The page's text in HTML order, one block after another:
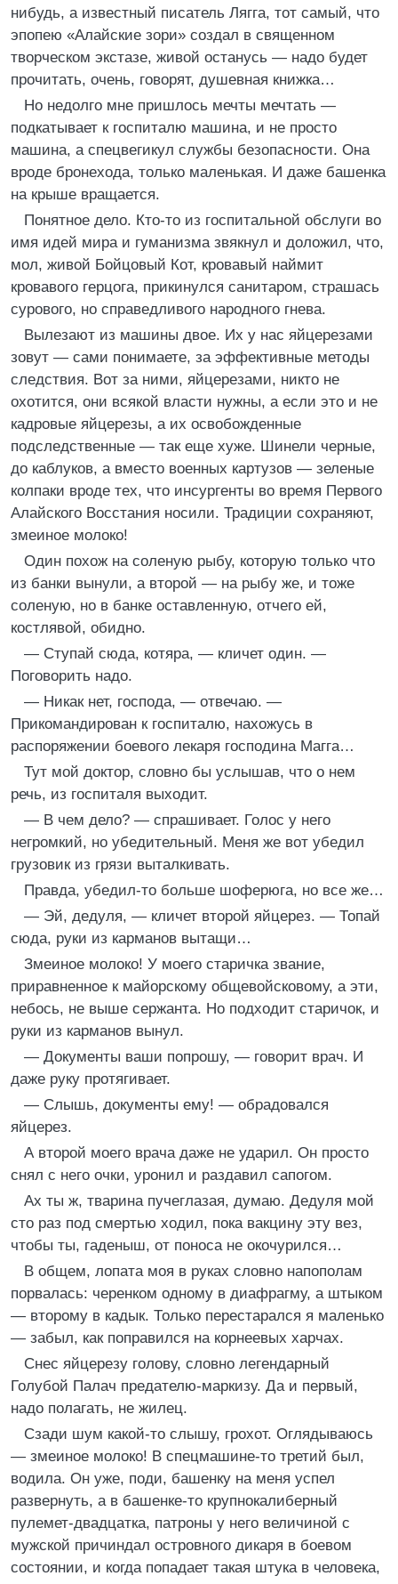
нибудь, а известный писатель Лягга, тот самый, что
эпопею «Алайские зори» создал в священном
творческом экстазе, живой останусь — надо будет
прочитать, очень, говорят, душевная книжка…
Но недолго мне пришлось мечты мечтать —
подкатывает к госпиталю машина, и не просто
машина, а спецвегикул службы безопасности. Она
вроде бронехода, только маленькая. И даже башенка
на крыше вращается.
Понятное дело. Кто-то из госпитальной обслуги во
имя идей мира и гуманизма звякнул и доложил, что,
мол, живой Бойцовый Кот, кровавый наймит
кровавого герцога, прикинулся санитаром, страшась
сурового, но справедливого народного гнева.
Вылезают из машины двое. Их у нас яйцерезами
зовут — сами понимаете, за эффективные методы
следствия. Вот за ними, яйцерезами, никто не
охотится, они всякой власти нужны, а если это и не
кадровые яйцерезы, а их освобожденные
подследственные — так еще хуже. Шинели черные,
до каблуков, а вместо военных картузов — зеленые
колпаки вроде тех, что инсургенты во время Первого
Алайского Восстания носили. Традиции сохраняют,
змеиное молоко!
Один похож на соленую рыбу, которую только что
из банки вынули, а второй — на рыбу же, и тоже
соленую, но в банке оставленную, отчего ей,
костлявой, обидно.
— Ступай сюда, котяра, — кличет один. —
Поговорить надо.
— Никак нет, господа, — отвечаю. —
Прикомандирован к госпиталю, нахожусь в
распоряжении боевого лекаря господина Магга…
Тут мой доктор, словно бы услышав, что о нем
речь, из госпиталя выходит.
— В чем дело? — спрашивает. Голос у него
негромкий, но убедительный. Меня же вот убедил
грузовик из грязи выталкивать.
Правда, убедил-то больше шоферюга, но все же…
— Эй, дедуля, — кличет второй яйцерез. — Топай
сюда, руки из карманов вытащи…
Змеиное молоко! У моего старичка звание,
приравненное к майорскому общевойсковому, а эти,
небось, не выше сержанта. Но подходит старичок, и
руки из карманов вынул.
— Документы ваши попрошу, — говорит врач. И
даже руку протягивает.
— Слышь, документы ему! — обрадовался
яйцерез.
А второй моего врача даже не ударил. Он просто
снял с него очки, уронил и раздавил сапогом.
Ах ты ж, тварина пучеглазая, думаю. Дедуля мой
сто раз под смертью ходил, пока вакцину эту вез,
чтобы ты, гаденыш, от поноса не окочурился…
В общем, лопата моя в руках словно напополам
порвалась: черенком одному в диафрагму, а штыком
— второму в кадык. Только перестарался я маленько
— забыл, как поправился на корнеевых харчах.
Снес яйцерезу голову, словно легендарный
Голубой Палач предателю-маркизу. Да и первый,
надо полагать, не жилец.
Сзади шум какой-то слышу, грохот. Оглядываюсь
— змеиное молоко! В спецмашине-то третий был,
водила. Он уже, поди, башенку на меня успел
развернуть, а в башенке-то крупнокалиберный
пулемет-двадцатка, патроны у него величиной с
мужской причиндал островного дикаря в боевом
состоянии, и когда попадает такая штука в человека,